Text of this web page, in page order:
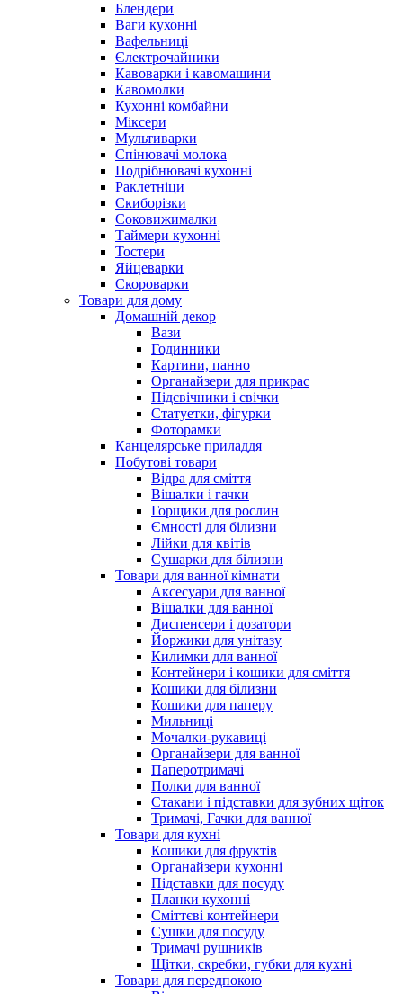
Блендери
Ваги кухонні
Вафельниці
Єлектрочайники
Кавоварки і кавомашини
Кавомолки
Кухонні комбайни
Міксери
Мультиварки
Спінювачі молока
Подрібнювачі кухонні
Раклетніци
Скиборізки
Соковижималки
Таймери кухонні
Тостери
Яйцеварки
Скороварки
Товари для дому
Домашній декор
Вази
Годинники
Картини, панно
Органайзери для прикрас
Підсвічники і свічки
Статуетки, фігурки
Фоторамки
Канцелярське приладдя
Побутові товари
Відра для сміття
Вішалки і гачки
Горщики для рослин
Ємності для білизни
Лійки для квітів
Сушарки для білизни
Товари для ванної кімнати
Аксесуари для ванної
Вішалки для ванної
Диспенсери і дозатори
Йоржики для унітазу
Килимки для ванної
Контейнери і кошики для сміття
Кошики для білизни
Кошики для паперу
Мильниці
Мочалки-рукавиці
Органайзери для ванної
Паперотримачі
Полки для ванної
Стакани і підставки для зубних щіток
Тримачі, Гачки для ванної
Товари для кухні
Кошики для фруктів
Органайзери кухонні
Підставки для посуду
Планки кухонні
Сміттєві контейнери
Сушки для посуду
Тримачі рушників
Щітки, скребки, губки для кухні
Товари для передпокою